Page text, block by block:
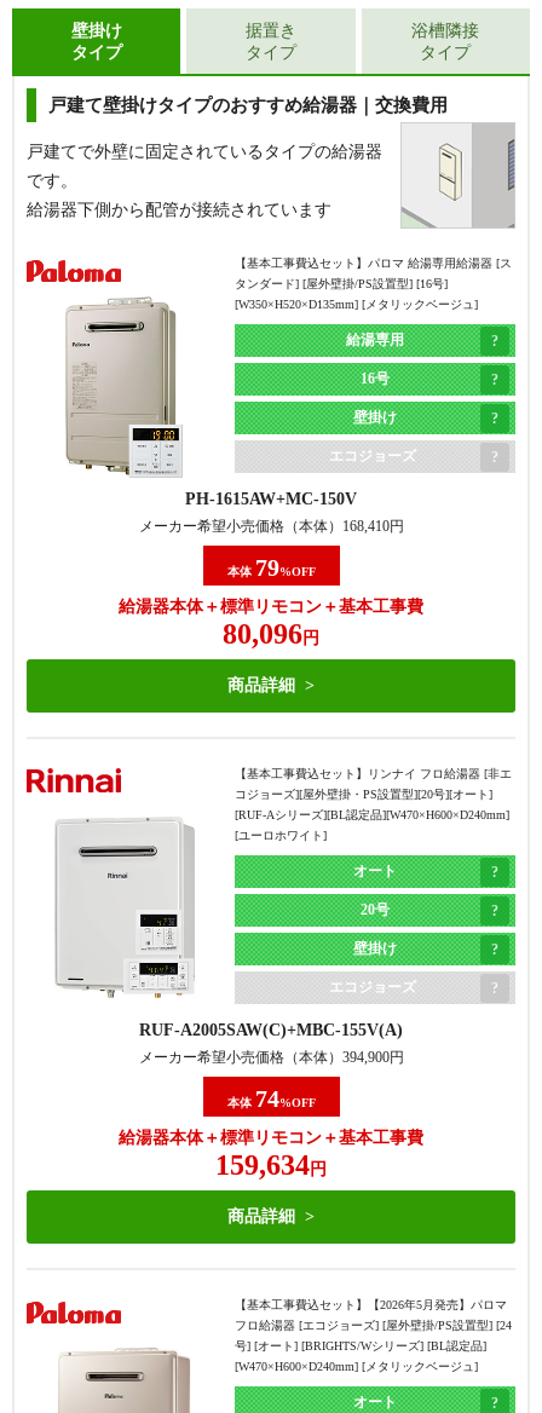
壁掛け
タイプ
戸建て壁掛けタイプのおすすめ給湯器｜交換費用
戸建てで外壁に固定されているタイプの給湯器
です。
給湯器下側から配管が接続されています
【基本工事費込セット】
パロマ 給湯専用給湯器 [ス
タンダード] [屋外壁掛/PS設置型] [16号]
[W350×H520×D135mm] [メタリックベージュ]
給湯専用
16号
壁掛け
エコジョーズ
PH-1615AW MC-150V
メーカー希望小売価格（本体） 168,410円
本体 79%OFF
給湯器本体＋標準リモコン＋基本工事費
80,096 円
商品詳細
【基本工事費込セット】
リンナイ フロ給湯器 [非エ
コジョーズ][屋外壁掛・PS設置型][20号][オート]
[RUF-Aシリーズ][BL認定品][W470×H600×D240mm]
[ユーロホワイト]
オート
20号
壁掛け
エコジョーズ
RUF-A2005SAW(C) MBC-155V(A)
メーカー希望小売価格（本体） 394,900円
本体 74%OFF
給湯器本体＋標準リモコン＋基本工事費
159,634 円
商品詳細
【基本工事費込セット】
【2026年5月発売】パロマ
フロ給湯器 [エコジョーズ] [屋外壁掛/PS設置型] [24
号] [オート] [BRIGHTS/Wシリーズ] [BL認定品]
[W470×H600×D240mm] [メタリックベージュ]
オート
据置き
タイプ
浴槽隣接
タイプ